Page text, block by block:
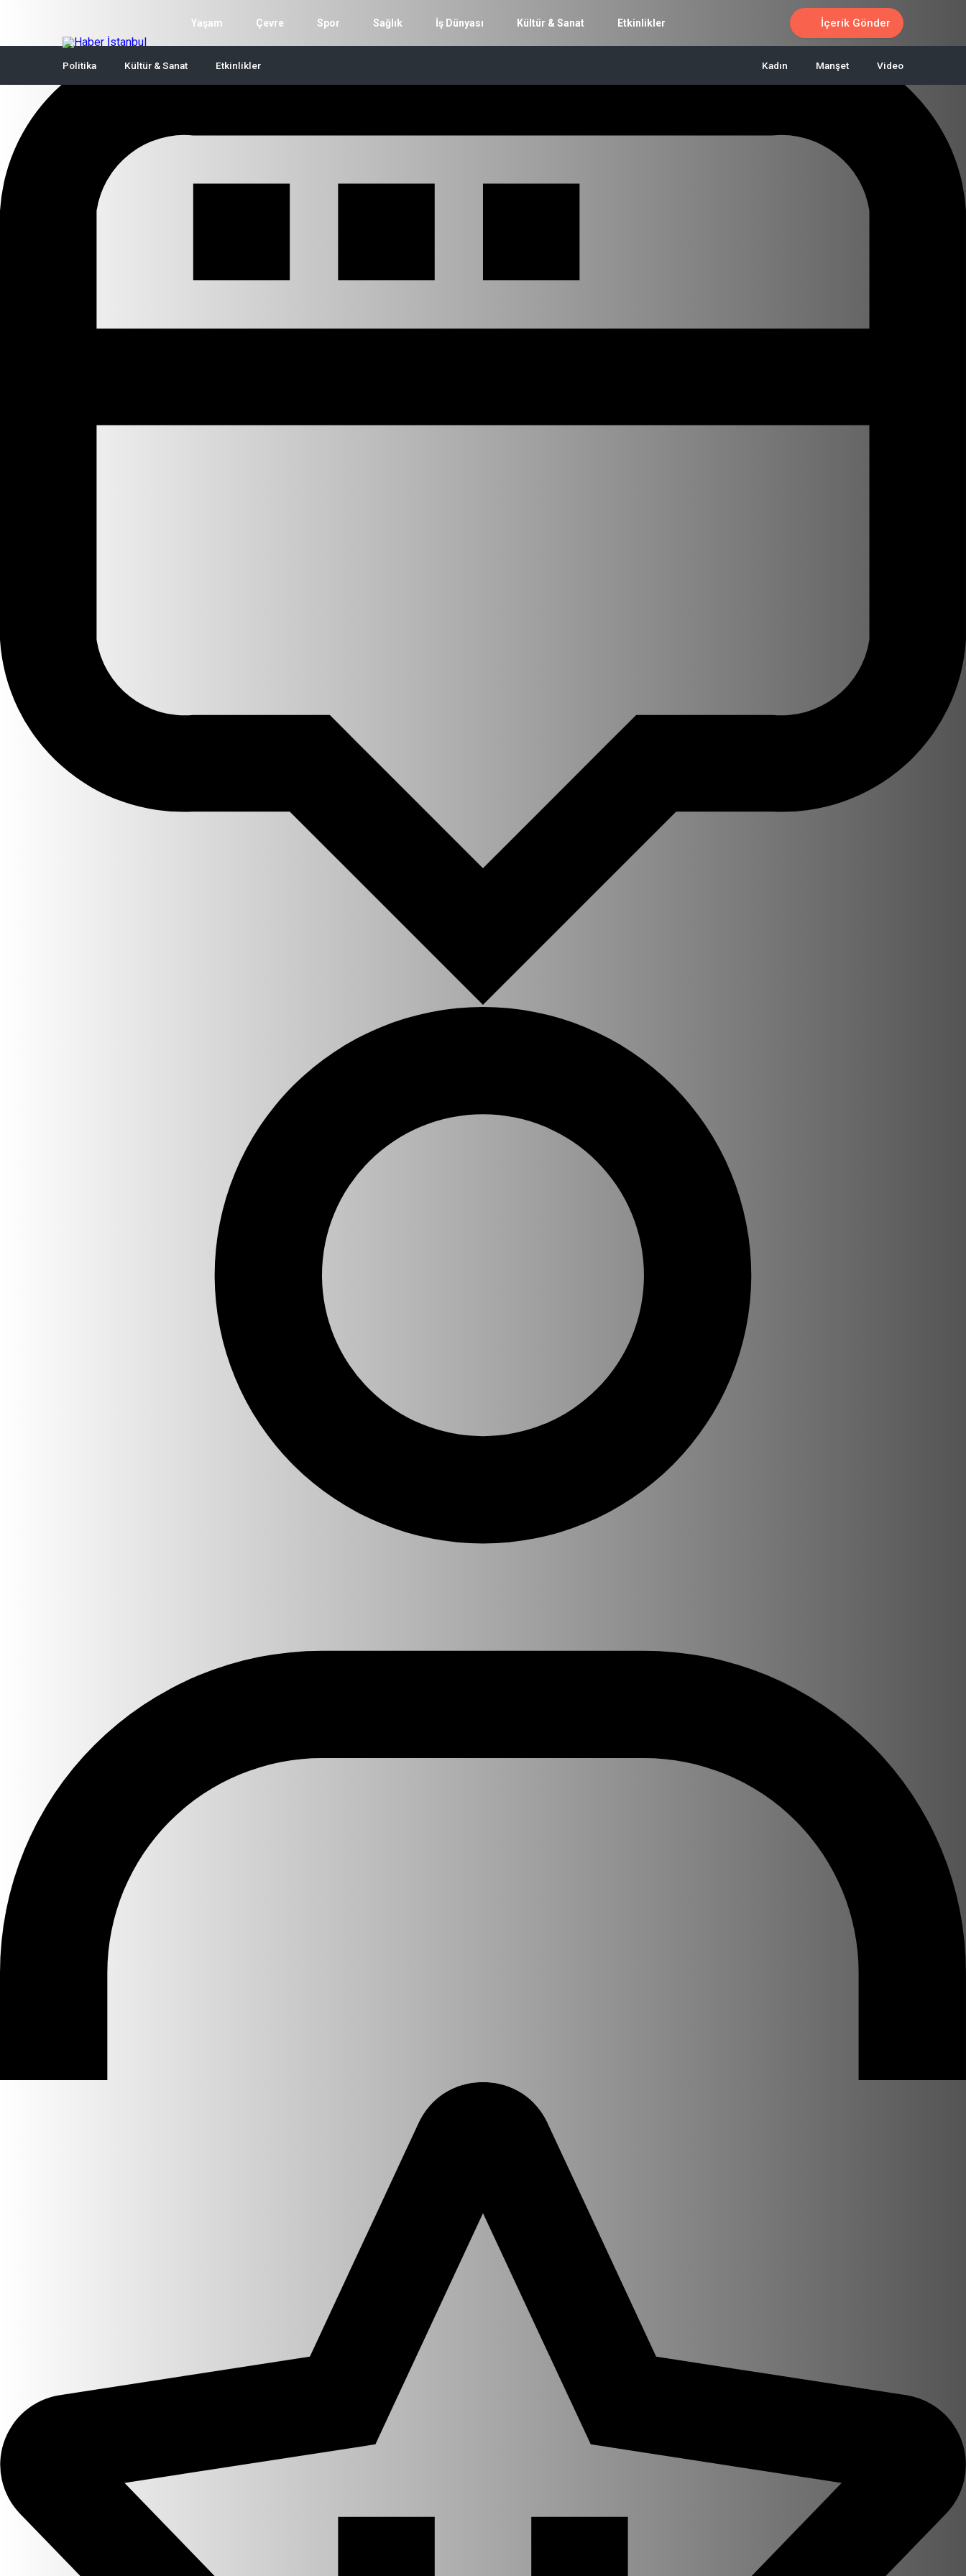
Yaşam Çevre Spor Sağlık İş Dünyası Kültür & Sanat Etkinlikler İçerik Gönder
Politika Kültür & Sanat Etkinlikler Kadın Manşet Video